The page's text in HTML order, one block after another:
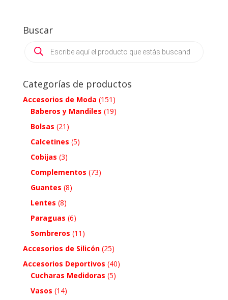
Buscar
search
Categorías de productos
Accesorios de Moda (151)
Baberos y Mandiles (19)
Bolsas (21)
Calcetines (5)
Cobijas (3)
Complementos (73)
Guantes (8)
Lentes (8)
Paraguas (6)
Sombreros (11)
Accesorios de Silicón (25)
Accesorios Deportivos (40)
Cucharas Medidoras (5)
Vasos (14)